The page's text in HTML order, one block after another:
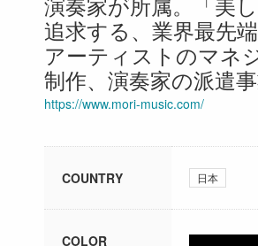
追求する、業界最先
アーティストのマネ
制作、演奏家の派遣
https://www.mori-music.com/
COUNTRY 日本
COLOR